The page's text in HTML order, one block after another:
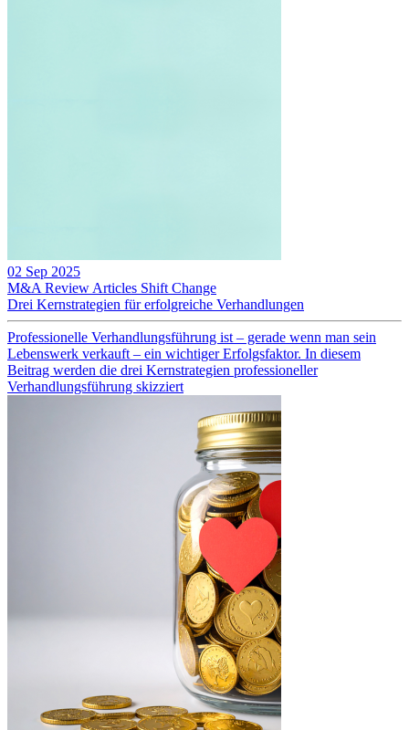
02 Sep 2025
M&A Review Articles Shift Change
Drei Kernstrategien für erfolgreiche Verhandlungen
Professionelle Verhandlungsführung ist – gerade wenn man sein
Lebenswerk verkauft – ein wichtiger Erfolgsfaktor. In diesem
Beitrag werden die drei Kernstrategien professioneller
Verhandlungsführung skizziert